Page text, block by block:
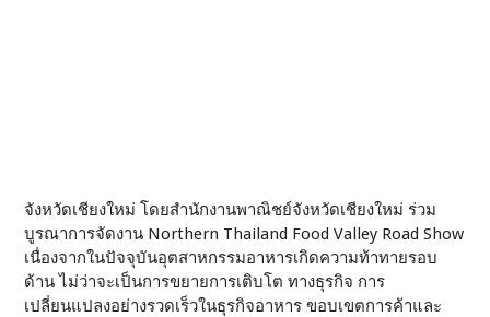
จังหวัดเชียงใหม่ โดยสำนักงานพาณิชย์จังหวัดเชียงใหม่ ร่วม
บูรณาการจัดงาน Northern Thailand Food Valley Road Show
เนื่องจากในปัจจุบันอุตสาหกรรมอาหารเกิดความท้าทายรอบ
ด้าน ไม่ว่าจะเป็นการขยายการเติบโต ทางธุรกิจ การ
เปลี่ยนแปลงอย่างรวดเร็วในธุรกิจอาหาร ขอบเขตการค้าและ